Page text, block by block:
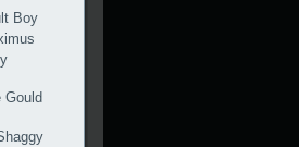
Boy
Gould